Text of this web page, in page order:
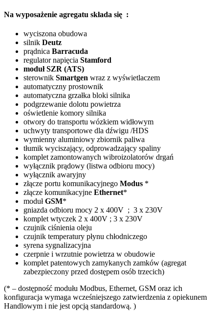
Na wyposażenie agregatu składa się :
wyciszona obudowa
silnik Deutz
prądnica Barracuda
regulator napięcia Stamford
moduł SZR (ATS)
sterownik Smartgen wraz z wyświetlaczem
automatyczny prostownik
automatyczna grzałka bloki silnika
podgrzewanie dolotu powietrza
oświetlenie komory silnika
otwory do transportu wózkiem widłowym
uchwyty transportowe dla dźwigu /HDS
wymienny aluminiowy zbiornik paliwa
tłumik wyciszający, odprowadzający spaliny
komplet zamontowanych wibroizolatorów drgań
wyłącznik prądowy (listwa odbioru mocy)
wyłącznik awaryjny
złącze portu komunikacyjnego Modus *
złącze komunikacyjne Ethernet*
modułGSM*
gniazda odbioru mocy 2 x 400V ; 3 x 230V
komplet wtyczek 2 x 400V ; 3 x 230V
czujnik ciśnienia oleju
czujnik temperatury płynu chłodniczego
syrena sygnalizacyjna
czerpnie i wrzutnie powietrza w obudowie
komplet patentowych zamykanych zamków (agregat
zabezpieczony przed dostępem osób trzecich)
(* – dostępność modułu Modbus, Ethernet, GSM oraz ich
konfiguracja wymaga wcześniejszego zatwierdzenia z opiekunem
Handlowym i nie jest opcją standardową. )